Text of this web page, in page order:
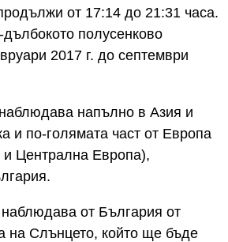
от 17:14 до 21:31 часа.
полусенково
2017 г. до септември
напълно в Азия и
и по-голямата част от Европа
и Централна Европа),
от България от
на Слънцето, който ще бъде